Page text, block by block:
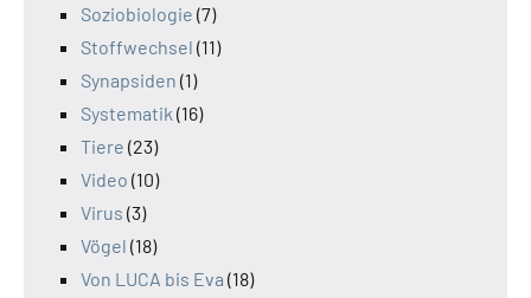
Soziobiologie (7)
Stoffwechsel (11)
Synapsiden (1)
Systematik (16)
Tiere (23)
Video (10)
Virus (3)
Vögel (18)
Von LUCA bis Eva (18)